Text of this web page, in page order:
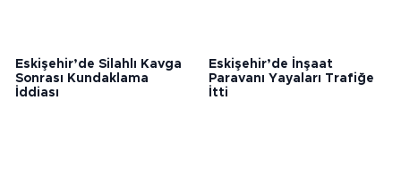
Eskişehir’de Silahlı Kavga
Sonrası Kundaklama
İddiası
Eskişehir’de İnşaat
Paravanı Yayaları Trafiğe
İtti